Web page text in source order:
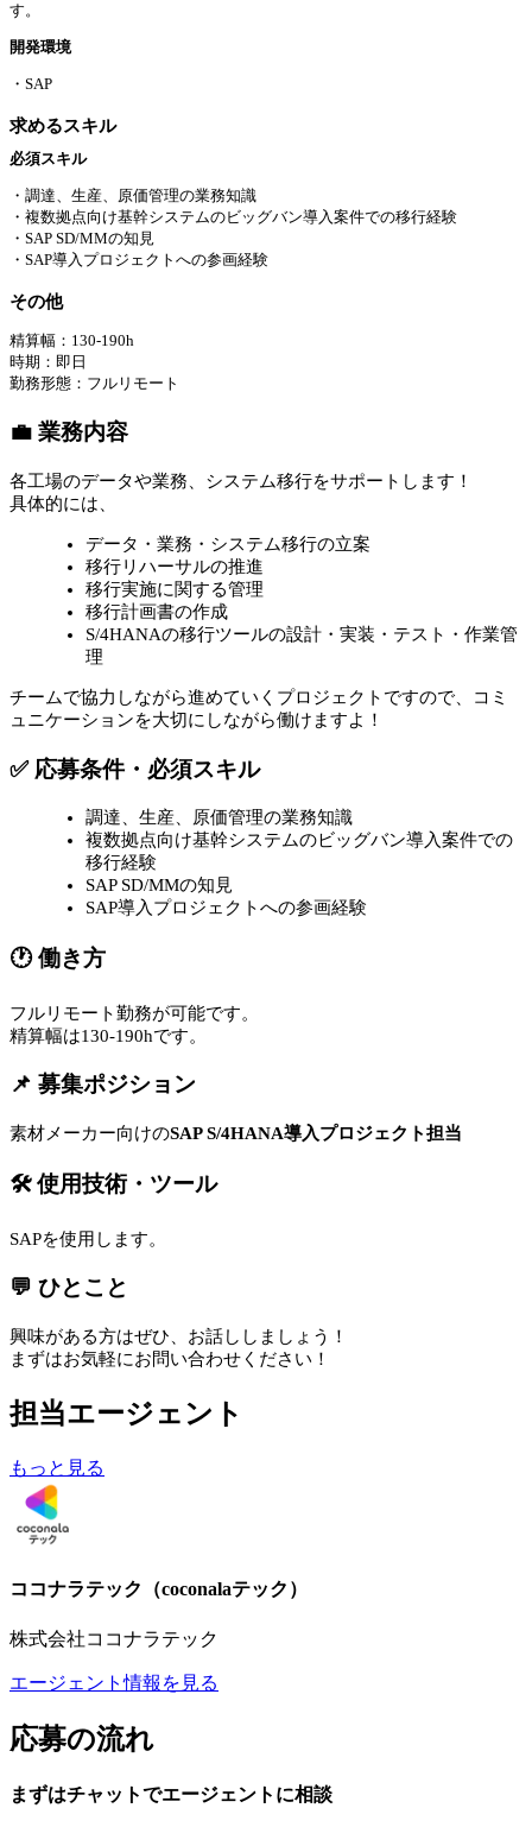
す。
開発環境
・SAP
求めるスキル
必須スキル
・調達、生産、原価管理の業務知識
・複数拠点向け基幹システムのビッグバン導入案件での移行経験
・SAP SD/MMの知見
・SAP導入プロジェクトへの参画経験
その他
精算幅：130-190h
時期：即日
勤務形態：フルリモート
💼 業務内容
各工場のデータや業務、システム移行をサポートします！
具体的には、
データ・業務・システム移行の立案
移行リハーサルの推進
移行実施に関する管理
移行計画書の作成
S/4HANAの移行ツールの設計・実装・テスト・作業管
理
チームで協力しながら進めていくプロジェクトですので、コミ
ュニケーションを大切にしながら働けますよ！
✅ 応募条件・必須スキル
調達、生産、原価管理の業務知識
複数拠点向け基幹システムのビッグバン導入案件での
移行経験
SAP SD/MMの知見
SAP導入プロジェクトへの参画経験
🕐 働き方
フルリモート勤務が可能です。
精算幅は130-190hです。
📌 募集ポジション
素材メーカー向けのSAP S/4HANA導入プロジェクト担当
🛠 使用技術・ツール
SAPを使用します。
💬 ひとこと
興味がある方はぜひ、お話ししましょう！
まずはお気軽にお問い合わせください！
担当エージェント
もっと見る
ココナラテック（coconalaテック）
株式会社ココナラテック
エージェント情報を見る
応募の流れ
まずはチャットでエージェント に相談